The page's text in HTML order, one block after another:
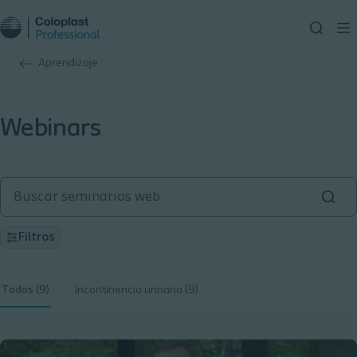
Aprendizaje
Webinars
Filtros
Todos (9) Incontinencia urinaria (9)